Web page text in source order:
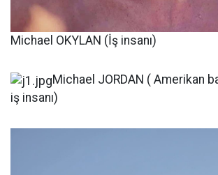
Michael OKYLAN (İş insanı)
Michael JORDAN ( Amerikan
iş insanı)